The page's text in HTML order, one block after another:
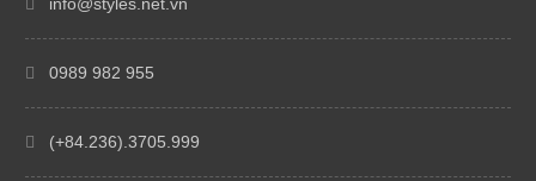
0989 982 955
(+84.236).3705.999